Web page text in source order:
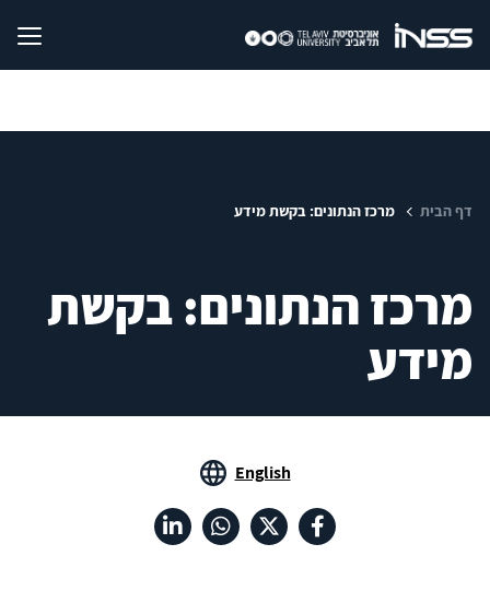
דף הבית מרכז הנתונים: בקשת מידע
מרכז הנתונים: בקשת
מידע
English